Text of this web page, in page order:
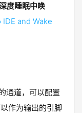
度睡眠中唤
and Wake
通道，可以配置
作为输出的引脚